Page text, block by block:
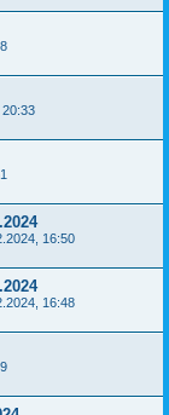
16:50
16:48